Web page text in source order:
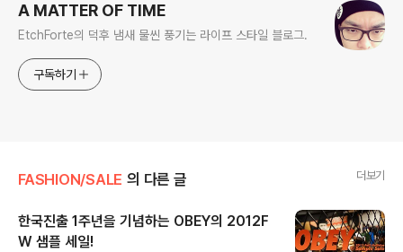
A MATTER OF TIME
EtchForte의 덕후 냄새 물씬 풍기는 라이프 스타일 블로그.
구독하기
FASHION/SALE 의 다른 글 더보기
한국진출 1주년을 기념하는 OBEY의 2012F
W 샘플 세일!